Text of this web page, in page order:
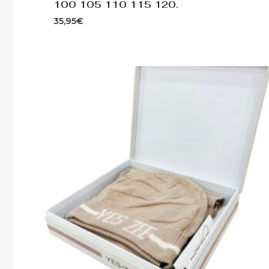
100 105 110 115 120.
35,95€
precio